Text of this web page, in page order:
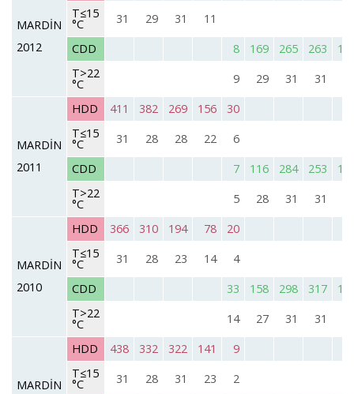
MARDİN
2012
T≤15
°C 31 29 31
11
CDD
8 169 265 263
T>22
°C 9 29 31 31
MARDİN
2011
HDD 411 382 269 156
30
T≤15
°C 31 28 28 22
6
CDD
7 116 284 253
T>22
°C 5 28 31 31
MARDİN
2010
HDD 366 310 194 78
20
T≤15
°C 31 28 23 14
4
CDD
33 158 298 317
T>22
°C 14 27 31 31
MARDİN
HDD 438 332 322 141 9
T≤15
°C 31 28 31 23 2